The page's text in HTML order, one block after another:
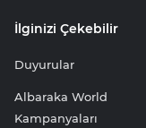
İlginizi Çekebilir
Duyurular
Albaraka World
Kampanyaları